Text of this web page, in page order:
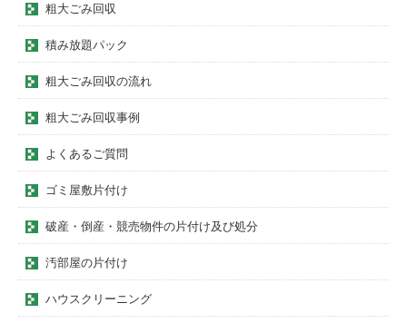
粗大ごみ回収
積み放題パック
粗大ごみ回収の流れ
粗大ごみ回収事例
よくあるご質問
ゴミ屋敷片付け
破産・倒産・競売物件の片付け及び処分
汚部屋の片付け
ハウスクリーニング